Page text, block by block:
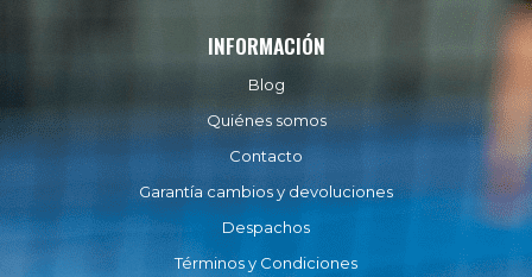
INFORMACIÓN
Blog
Quiénes somos
Contacto
Garantía cambios y devoluciones
Despachos
Términos y Condiciones